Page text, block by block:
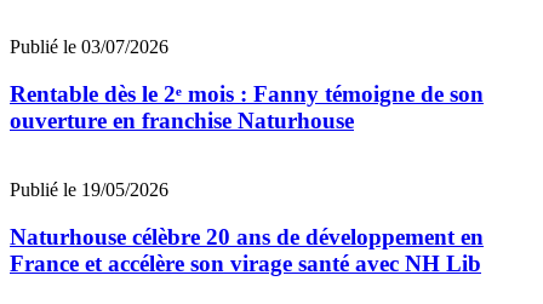
Publié le 03/07/2026
Rentable dès le 2ᵉ mois : Fanny témoigne de son
ouverture en franchise Naturhouse
Publié le 19/05/2026
Naturhouse célèbre 20 ans de développement en
France et accélère son virage santé avec NH Lib